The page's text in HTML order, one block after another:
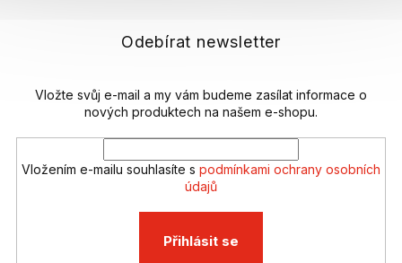
Odebírat newsletter
Vložte svůj e-mail a my vám budeme zasílat informace o
nových produktech na našem e-shopu.
Vložením e-mailu souhlasíte s podmínkami ochrany osobních
údajů
Přihlásit se